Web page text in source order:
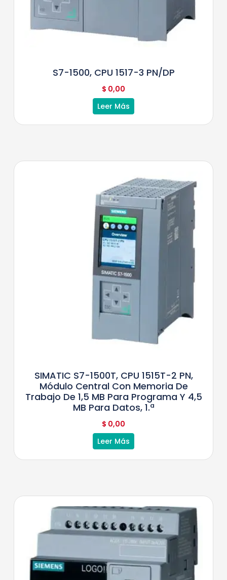
S7-1500, CPU 1517-3 PN/DP
$ 0,00
Leer Más
SIMATIC S7-1500T, CPU 1515T-2 PN,
Módulo Central Con Memoria De
Trabajo De 1,5 MB Para Programa Y 4,5
MB Para Datos, 1.ª
$ 0,00
Leer Más